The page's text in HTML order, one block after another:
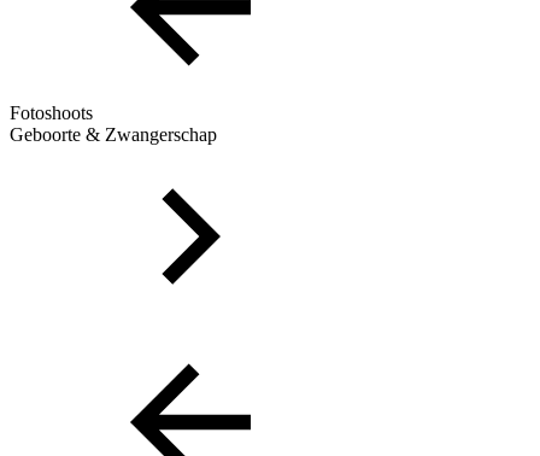
Fotoshoots
Geboorte & Zwangerschap